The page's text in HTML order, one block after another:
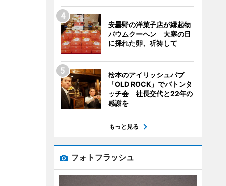
安曇野の洋菓子店が縁起物
バウムクーヘン 大寒の日
に採れた卵、祈祷して
松本のアイリッシュパブ
「OLD ROCK」でバトンタ
ッチ会 社長交代と22年の
感謝を
もっと見る
フォトフラッシュ